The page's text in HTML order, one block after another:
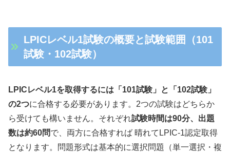
LPICレベル1試験の概要と試験範囲（101
試験・102試験）
LPICレベル1を取得するには「101試験」と「102試験」
の2つに合格する必要があります。2つの試験はどちらか
ら受けても構いません。それぞれ試験時間は90分、出題
数は約60問で、両方に合格すれば 晴れてLPIC-1認定取得
となります。問題形式は基本的に選択問題（単一選択・複